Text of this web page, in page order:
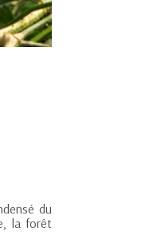
du
la forêt